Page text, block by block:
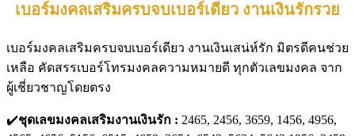
เบอร์มงคลเสริมครบจบเบอร์เดียว งานเงินรักรวย
เบอร์มงคลเสริมครบจบเบอร์เดียว งานเงินเสน่ห์รัก มิตรดีคนช่วย
เหลือ คัดสรรเบอร์โทรมงคลความหมายดี ทุกตัวเลขมงคล จาก
ผู้เชี่ยวชาญโดยตรง
✔️ชุดเลขมงคลเสริมงานเงินรัก : 2465, 2456, 3659, 1456, 4956,